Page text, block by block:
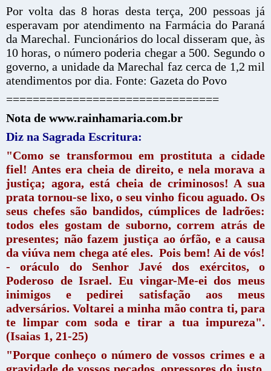
Por volta das 8 horas desta terça, 200 pessoas já
esperavam por atendimento na Farmácia do Paraná
da Marechal. Funcionários do local disseram que, às
10 horas, o número poderia chegar a 500. Segundo o
governo, a unidade da Marechal faz cerca de 1,2 mil
atendimentos por dia. Fonte: Gazeta do Povo
================================
Nota de www.rainhamaria.com.br
Diz na Sagrada Escritura:
"Como se transformou em prostituta a cidade
fiel! Antes era cheia de direito, e nela morava a
justiça; agora, está cheia de criminosos! A sua
prata tornou-se lixo, o seu vinho ficou aguado. Os
seus chefes são bandidos, cúmplices de ladrões:
todos eles gostam de suborno, correm atrás de
presentes; não fazem justiça ao órfão, e a causa
da viúva nem chega até eles.Pois bem! Ai de vós!
- oráculo do Senhor Javé dos exércitos, o
Poderoso de Israel. Eu vingar-Me-ei dos meus
inimigos e pedirei satisfação aos meus
adversários. Voltarei a minha mão contra ti, para
te limpar com soda e tirar a tua impureza".
(Isaias 1, 21-25)
"Porque conheço o número de vossos crimes e a